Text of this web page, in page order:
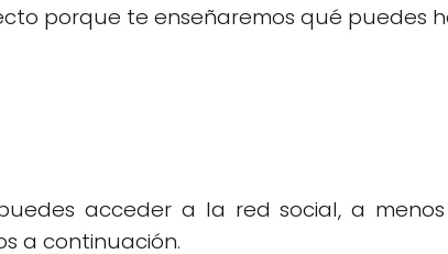
porque te enseñaremos qué puedes
acceder a la red social, a
a continuación.